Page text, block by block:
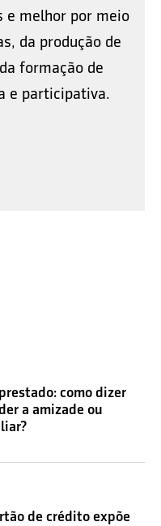
e melhor por meio
da produção de
formação de
e participativa.
como dizer
a amizade ou
de crédito expõe